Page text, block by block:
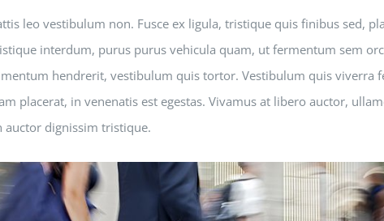
leo vestibulum non. Fusce ex ligula, tristique quis finibus sed,
interdum, purus purus vehicula quam, ut fermentum sem
hendrerit, vestibulum quis tortor. Vestibulum quis viverra
placerat, in venenatis est egestas. Vivamus at libero auctor,
auctor dignissim tristique.